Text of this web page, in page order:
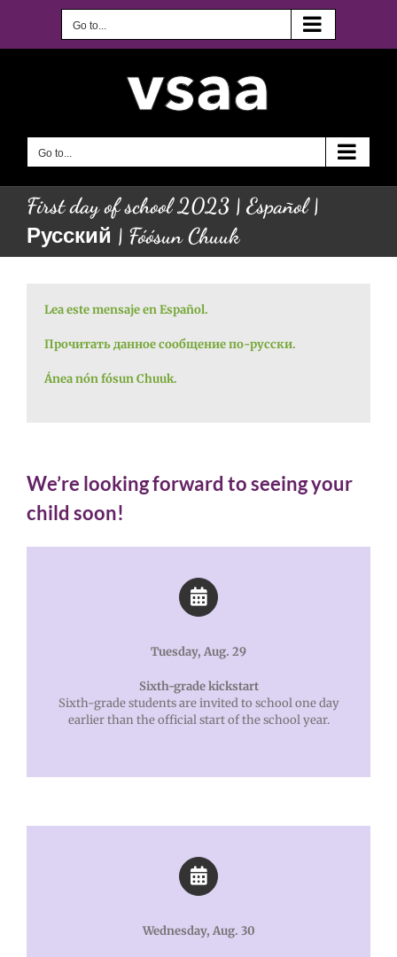
Go to...
Go to...
First day of school 2023 | Español |
Русский | Fóósun Chuuk
Lea este mensaje en Español.
Прочитать данное сообщение по-русски.
Ánea nón fósun Chuuk.
We’re looking forward to seeing your
child soon!
Tuesday, Aug. 29
Sixth-grade kickstart
Sixth-grade students are invited to school one day
earlier than the official start of the school year.
Wednesday, Aug. 30